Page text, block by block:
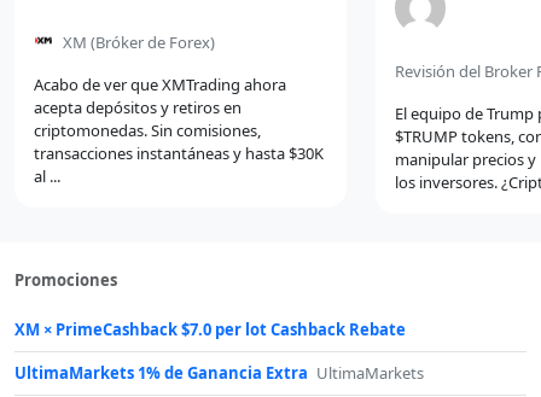
XM (Bróker de Forex)
Acabo de ver que XMTrading ahora
acepta depósitos y retiros en
criptomonedas. Sin comisiones,
transacciones instantáneas y hasta $30K
al ...
El equipo de Trump
$TRUMP tokens,
manipular precios
los inversores.
Promociones
XM × PrimeCashback $7.0 per lot Cashback Rebate
UltimaMarkets 1% de Ganancia Extra UltimaMarkets